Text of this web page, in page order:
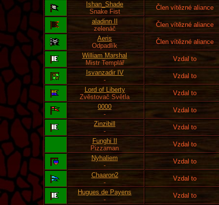
Ishan_Shade
Snake Fist
Člen vítězné aliance
aladinn II
zelenáč
Člen vítězné aliance
Aeris
Odpadlík
Člen vítězné aliance
William Marshal
Mistr Templář
Vzdal to
Isvanzadir IV
-
Vzdal to
Lord of Liberty
Zvěstovač Světla
Vzdal to
0000
-
Vzdal to
Zinzibill
-
Vzdal to
Funghi II
Pizzaman
Vzdal to
Nyhaliem
-
Vzdal to
Chaaron2
-
Vzdal to
Hugues de Payens
-
Vzdal to